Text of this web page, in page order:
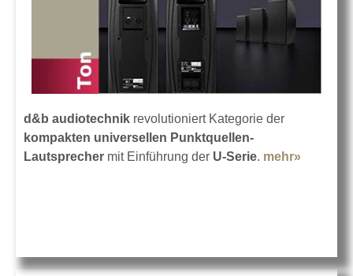
d&b audiotechnik revolutioniert Kategorie der
kompakten universellen Punktquellen-
Lautsprecher mit Einführung der U-Serie. mehr»